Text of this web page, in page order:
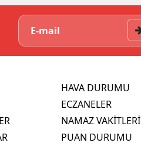
HAVA DURUMU
ECZANELER
NAMAZ VAKİTLERİ
PUAN DURUMU